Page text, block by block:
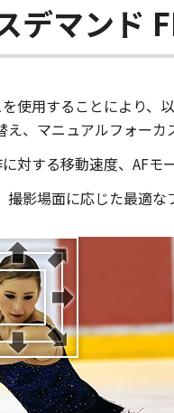
デマンド
使用することにより、
え、マニュアルフォー
対する移動速度、AFモ
影場面に応じた最適な